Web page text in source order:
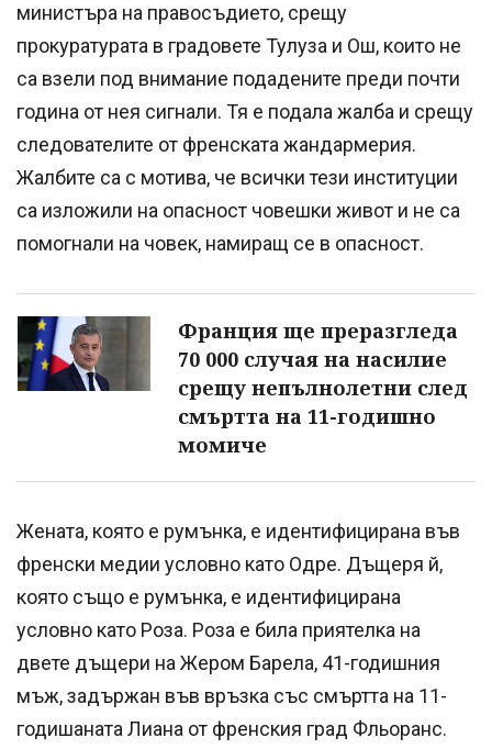
министъра на правосъдието, срещу
прокуратурата в градовете Тулуза и Ош, които не
са взели под внимание подадените преди почти
година от нея сигнали. Тя е подала жалба и срещу
следователите от френската жандармерия.
Жалбите са с мотива, че всички тези институции
са изложили на опасност човешки живот и не са
помогнали на човек, намиращ се в опасност.
Франция ще преразгледа
70 000 случая на насилие
срещу непълнолетни след
смъртта на 11-годишно
момиче
Жената, която е румънка, е идентифицирана във
френски медии условно като Одре. Дъщеря й,
която също е румънка, е идентифицирана
условно като Роза. Роза е била приятелка на
двете дъщери на Жером Барела, 41-годишния
мъж, задържан във връзка със смъртта на 11-
годишаната Лиана от френския град Фльоранс.